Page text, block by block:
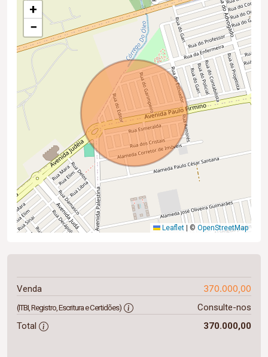
+
−
Leaflet © OpenStreetMap
Venda 370.000,00
(ITBI, Registro, Escritura e Certidões)
Consulte-nos
Total
370.000,00